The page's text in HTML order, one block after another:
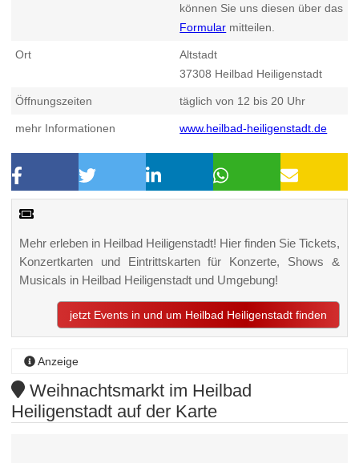
können Sie uns diesen über das
Formular mitteilen.
Ort
Altstadt
37308 Heilbad Heiligenstadt
Öffnungszeiten täglich von 12 bis 20 Uhr
mehr Informationen www.heilbad-heiligenstadt.de
Mehr erleben in Heilbad Heiligenstadt! Hier finden Sie Tickets,
Konzertkarten und Eintrittskarten für Konzerte, Shows &
Musicals in Heilbad Heiligenstadt und Umgebung!
jetzt Events in und um Heilbad Heiligenstadt finden
Anzeige
Weihnachtsmarkt im Heilbad
Heiligenstadt auf der Karte